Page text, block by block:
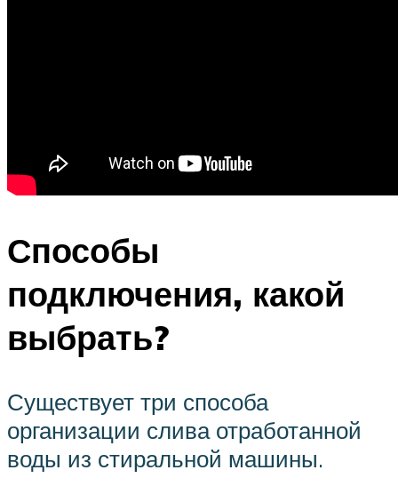
Способы
подключения, какой
выбрать?
Существует три способа
организации слива отработанной
воды из стиральной машины.